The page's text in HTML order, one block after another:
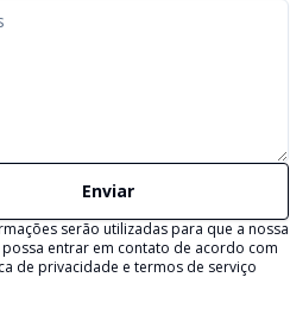
Enviar
serão utilizadas para que a nossa
entrar em contato de acordo com
de privacidade e termos de serviço